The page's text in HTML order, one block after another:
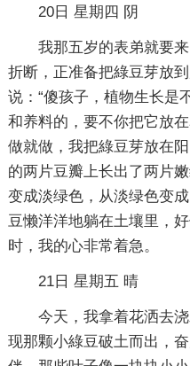
20日 星期四 阴
我那五岁的表弟就要
折断，正准备把綠豆芽放
说：“傻孩子，植物生长是
和养料的，要不你把它放
做就做，我把綠豆芽放在
的两片豆瓣上长出了两片
变成淡绿色，从淡绿色变
豆懒洋洋地躺在土壤里，
时，我的心非常着急。
21日 星期五 晴
今天，我拿着花洒去
现那颗小綠豆破土而出，